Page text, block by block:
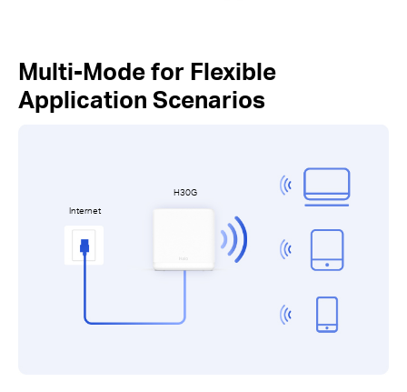
Multi-Mode for Flexible
Application Scenarios
Internet
H30G